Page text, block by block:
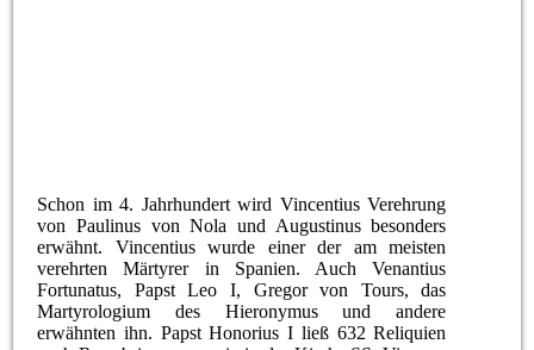
Schon im 4. Jahrhundert wird Vincentius Verehrung
von Paulinus von Nola und Augustinus besonders
erwähnt. Vincentius wurde einer der am meisten
verehrten Märtyrer in Spanien. Auch Venantius
Fortunatus, Papst Leo I, Gregor von Tours, das
Martyrologium des Hieronymus und andere
erwähnten ihn. Papst Honorius I ließ 632 Reliquien